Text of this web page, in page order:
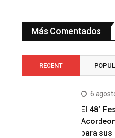
Más Comentados
RECENT
6
El 48°
para sus